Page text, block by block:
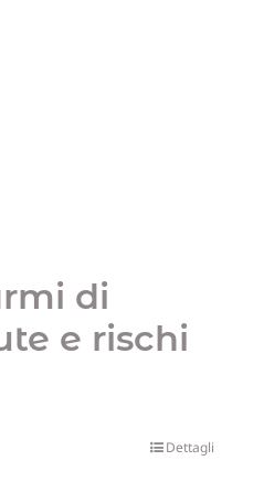
di
e rischi
Dettagli